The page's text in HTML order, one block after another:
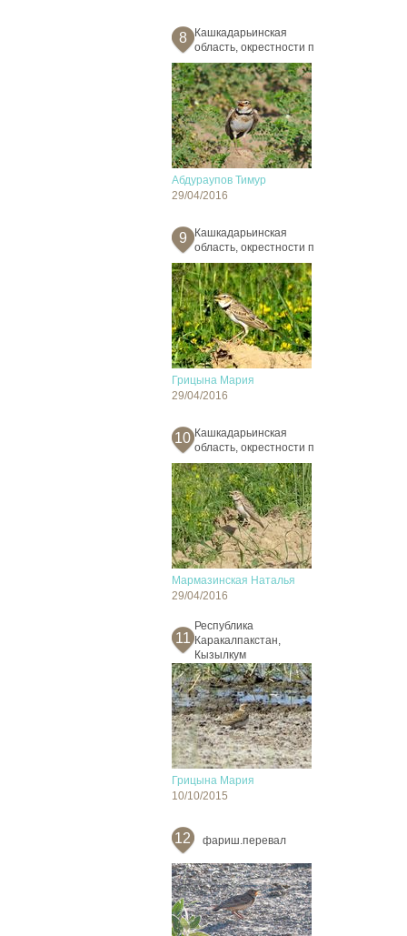
8
Кашкадарьинская
область, окрестности п
Абдураупов Тимур
29/04/2016
9
Кашкадарьинская
область, окрестности п
Грицына Мария
29/04/2016
10 Кашкадарьинская
область, окрестности п
Мармазинская Наталья
29/04/2016
11
Республика
Каракалпакстан,
Кызылкум
Грицына Мария
10/10/2015
12 фариш.перевал